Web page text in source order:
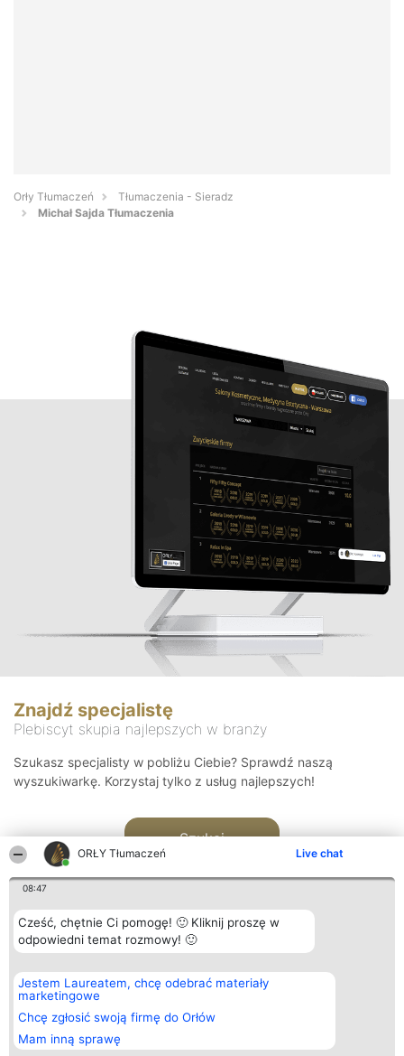
ORŁY Tłumaczeń Live chat
08:47
Cześć, chętnie Ci pomogę! 🙂 Kliknij proszę w
odpowiedni temat rozmowy! 🙂
Jestem Laureatem, chcę odebrać materiały
marketingowe
Chcę zgłosić swoją firmę do Orłów
Mam inną sprawę
Orły Tłumaczeń
Tłumaczenia - Sieradz
Michał Sajda Tłumaczenia
Znajdź specjalistę
Plebiscyt skupia najlepszych w branży
Szukasz specjalisty w pobliżu Ciebie? Sprawdź naszą
wyszukiwarkę. Korzystaj tylko z usług najlepszych!
Szukaj
Organizator plebiscytu
Bright Side Solutions sp. z o.
o. sp. k.
ul. Ruska 22
Wrocław 50-079
KRS 0000749100 | Regon
381313360 | NIP 8943132676
Plebiscyt
Laureaci
wszystkich
Laureatów
Regulamin
Kontakt
Kontakt